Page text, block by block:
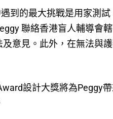
到的最大挑戰是用家測
聯絡香港盲人輔導會
意見。此外，在無法與
設計大獎將為Peggy